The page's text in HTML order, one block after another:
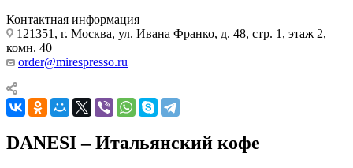
Контактная информация
121351, г. Москва, ул. Ивана Франко, д. 48, стр. 1, этаж 2,
комн. 40
order@mirespresso.ru
DANESI – Итальянский кофе